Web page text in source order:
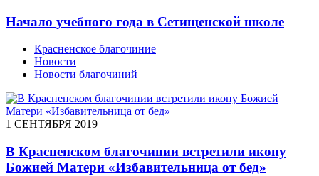
Начало учебного года в Сетищенской школе
Красненское благочиние
Новости
Новости благочиний
1 СЕНТЯБРЯ 2019
В Красненском благочинии встретили икону
Божией Матери «Избавительница от бед»